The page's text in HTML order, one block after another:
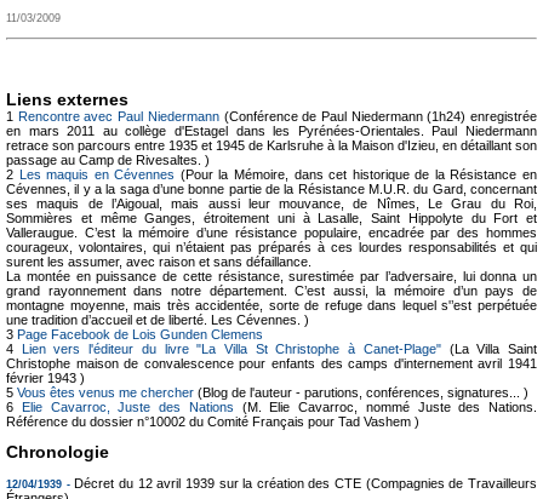
11/03/2009
Liens externes
1 Rencontre avec Paul Niedermann(Conférence de Paul Niedermann (1h24) enregistrée
en mars 2011 au collège d'Estagel dans les Pyrénées-Orientales. Paul Niedermann
retrace son parcours entre 1935 et 1945 de Karlsruhe à la Maison d'Izieu, en détaillant son
passage au Camp de Rivesaltes. )
2 Les maquis en Cévennes (Pour la Mémoire, dans cet historique de la Résistance en
Cévennes, il y a la saga d’une bonne partie de la Résistance M.U.R. du Gard, concernant
ses maquis de l’Aigoual, mais aussi leur mouvance, de Nîmes, Le Grau du Roi,
Sommières et même Ganges, étroitement uni à Lasalle, Saint Hippolyte du Fort et
Valleraugue. C’est la mémoire d’une résistance populaire, encadrée par des hommes
courageux, volontaires, qui n’étaient pas préparés à ces lourdes responsabilités et qui
surent les assumer, avec raison et sans défaillance.
La montée en puissance de cette résistance, surestimée par l’adversaire, lui donna un
grand rayonnement dans notre département. C’est aussi, la mémoire d’un pays de
montagne moyenne, mais très accidentée, sorte de refuge dans lequel s'’est perpétuée
une tradition d’accueil et de liberté. Les Cévennes. )
3 Page Facebook de Lois Gunden Clemens
4 Lien vers l'éditeur du livre "La Villa St Christophe à Canet-Plage"(La Villa Saint
Christophe maison de convalescence pour enfants des camps d'internement avril 1941
février 1943 )
5 Vous êtes venus me chercher (Blog de l'auteur - parutions, conférences, signatures... )
6 Elie Cavarroc, Juste des Nations (M. Elie Cavarroc, nommé Juste des Nations.
Référence du dossier n°10002 du Comité Français pour Tad Vashem )
Chronologie
12/04/1939 - Décret du 12 avril 1939 sur la création des CTE (Compagnies de Travailleurs